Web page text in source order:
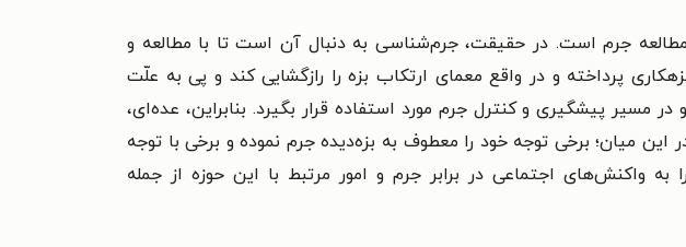
جرم است. در حقیقت، جرم‌شناسی به دنبال آن است تا با مطالعه و
پرداخته و در واقع معمای ارتکاب بزه را رازگشایی کند و پی به علّت
مسیر پیشگیری و کنترل جرم مورد استفاده قرار بگیرد. بنابراین، عده‌ای،
میان؛ برخی توجه خود را معطوف به بزه‌دیده جرم نموده و برخی با توجه
به واکنش‌های اجتماعی در برابر جرم و امور مرتبط با این حوزه از جمله